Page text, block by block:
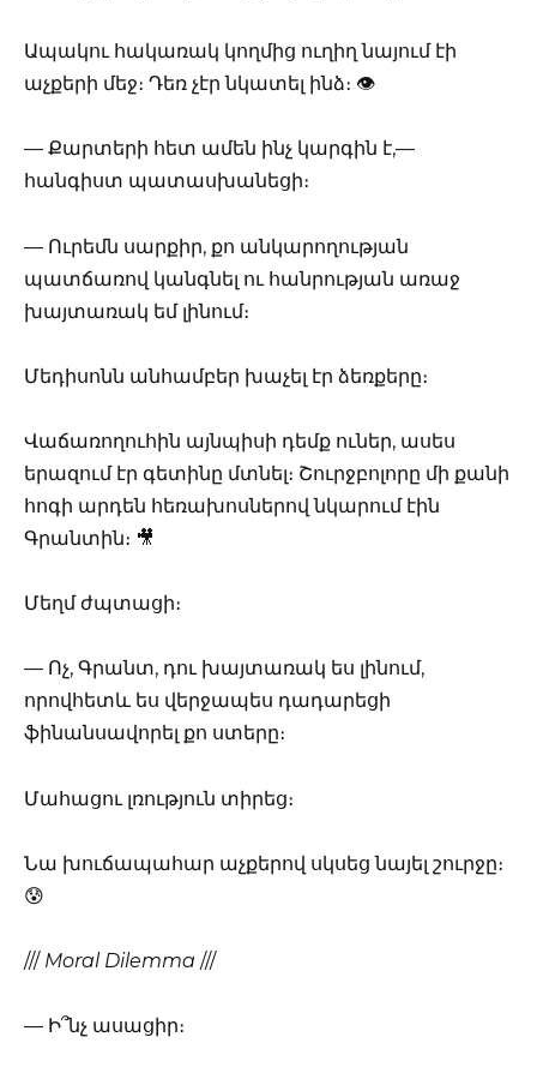
Ապակու հակառակ կողմից ուղիղ նայում էի
աչքերի մեջ։ Դեռ չէր նկատել ինձ։ 👁️
— Քարտերի հետ ամեն ինչ կարգին է,—
հանգիստ պատասխանեցի։
— Ուրեմն սարքիր, քո անկարողության
պատճառով կանգնել ու հանրության առաջ
խայտառակ եմ լինում։
Մեդիսոնն անհամբեր խաչել էր ձեռքերը։
Վաճառողուհին այնպիսի դեմք ուներ, ասես
երազում էր գետինը մտնել։ Շուրջբոլորը մի քանի
հոգի արդեն հեռախոսներով նկարում էին
Գրանտին։ 🎥
Մեղմ ժպտացի։
— Ոչ, Գրանտ, դու խայտառակ ես լինում,
որովհետև ես վերջապես դադարեցի
ֆինանսավորել քո ստերը։
Մահացու լռություն տիրեց։
Նա խուճապահար աչքերով սկսեց նայել շուրջը։
😰
/// Moral Dilemma ///
— Ի՞նչ ասացիր։